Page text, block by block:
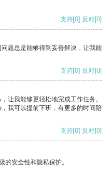
支持[0] 反对[0]
题总是能够得到妥善解决，让我能
支持[0] 反对[0]
让我能够更轻松地完成工作任务。
我可以提前下班，有更多的时间陪
支持[0] 反对[0]
的安全性和隐私保护。